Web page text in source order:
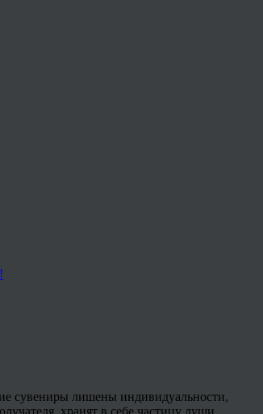
сувениры лишены индивидуальности,
хранят в себе частицу души